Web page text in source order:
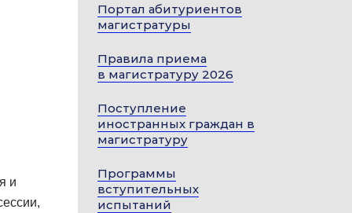
и
Портал абитуриентов
магистратуры
Правила приема
в магистратуру 2026
Поступление
иностранных граждан в
магистратуру
Программы
вступительных
испытаний